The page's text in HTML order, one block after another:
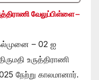
வேலுப்பிள்ளை –
– 02 ஐ
உருத்திராணி
நேற்று காலமானார்.